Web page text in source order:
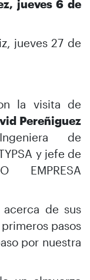
jueves 6 de
jueves 27 de
la visita de
Pereñiguez
de
y jefe de
EMPRESA
acerca de sus
pasos
por nuestra